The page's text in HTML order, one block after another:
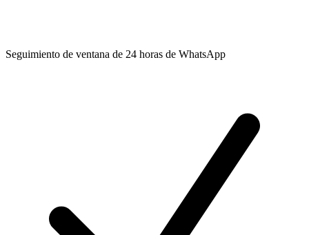
Seguimiento de ventana de 24 horas de WhatsApp